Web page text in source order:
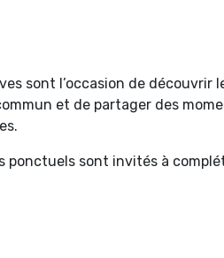
sont l’occasion de découvrir
et de partager des
ponctuels sont invités à